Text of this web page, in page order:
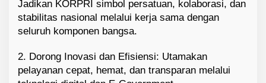
Jadikan KORPRI simbol persatuan, kolaborasi, dan
stabilitas nasional melalui kerja sama dengan
seluruh komponen bangsa.
2. Dorong Inovasi dan Efisiensi: Utamakan
pelayanan cepat, hemat, dan transparan melalui